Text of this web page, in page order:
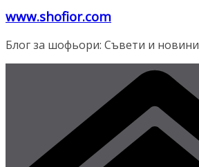
www.shofior.com
Блог за шофьори: Съвети и новини